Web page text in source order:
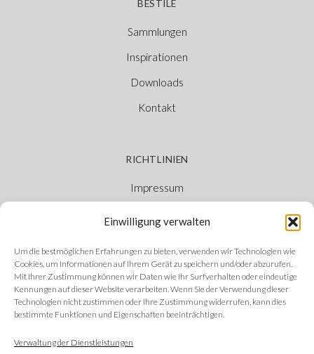
Einwilligung verwalten
Um die bestmöglichen Erfahrungen zu bieten, verwenden wir Technologien wie
Cookies, um Informationen auf Ihrem Gerät zu speichern und/oder abzurufen.
Mit Ihrer Zustimmung können wir Daten wie Ihr Surfverhalten oder eindeutige
Kennungen auf dieser Website verarbeiten. Wenn Sie der Verwendung dieser
Technologien nicht zustimmen oder Ihre Zustimmung widerrufen, kann dies
bestimmte Funktionen und Eigenschaften beeinträchtigen.
Verwaltung der Dienstleistungen
BESTILE
Sammlungen
Inspirationen
Downloads
Kontakt
RICHTLINIEN
Impressum
Ethischer Kanal
FOLGEN SIE UNS